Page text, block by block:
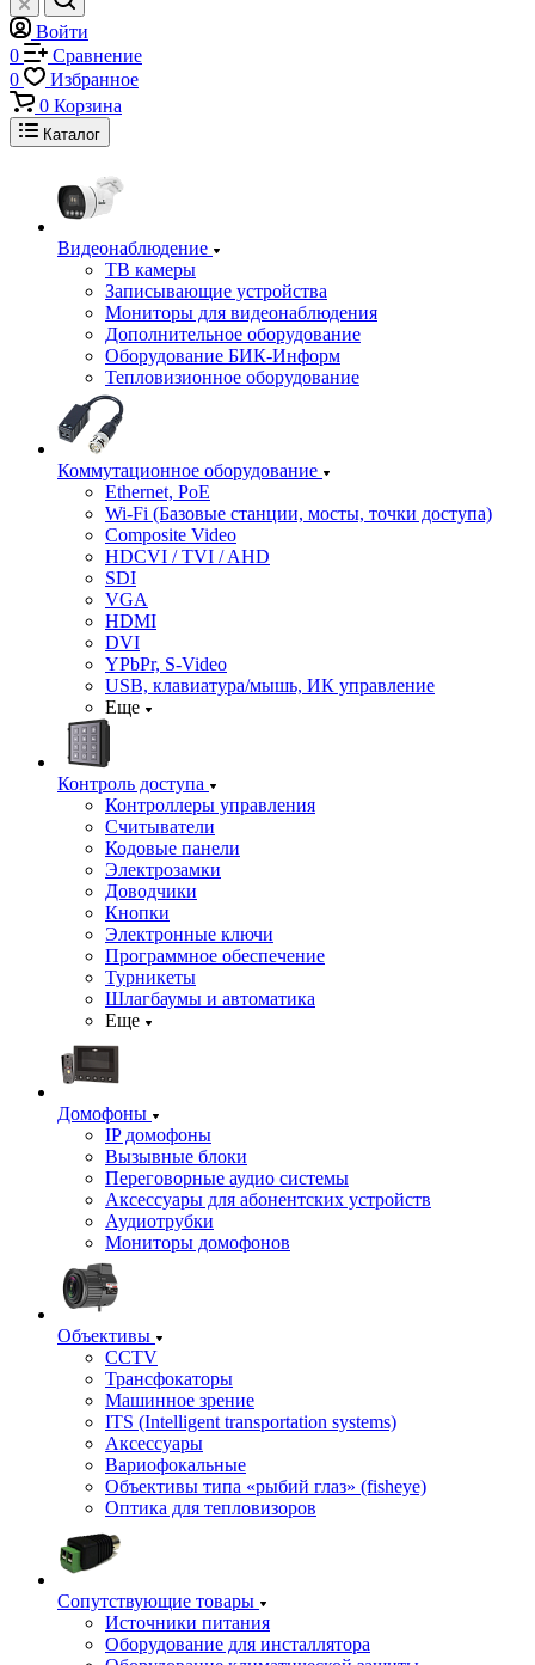
Войти
0
Сравнение
0
Избранное
0 Корзина
Каталог
Видеонаблюдение
ТВ камеры
Записывающие устройства
Мониторы для видеонаблюдения
Дополнительное оборудование
Оборудование БИК-Информ
Тепловизионное оборудование
Коммутационное оборудование
Ethernet, PoE
Wi-Fi (Базовые станции, мосты, точки доступа)
Composite Video
HDCVI / TVI / AHD
SDI
VGA
HDMI
DVI
YPbPr, S-Video
USB, клавиатура/мышь, ИК управление
Еще
Контроль доступа
Контроллеры управления
Считыватели
Кодовые панели
Электрозамки
Доводчики
Кнопки
Электронные ключи
Программное обеспечение
Турникеты
Шлагбаумы и автоматика
Еще
Домофоны
IP домофоны
Вызывные блоки
Переговорные аудио системы
Аксессуары для абонентских устройств
Аудиотрубки
Мониторы домофонов
Объективы
CCTV
Трансфокаторы
Машинное зрение
ITS (Intelligent transportation systems)
Аксессуары
Вариофокальные
Объективы типа «рыбий глаз» (fisheye)
Оптика для тепловизоров
Сопутствующие товары
Источники питания
Оборудование для инсталлятора